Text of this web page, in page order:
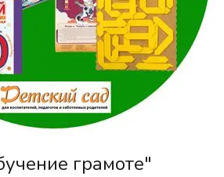
грамоте"